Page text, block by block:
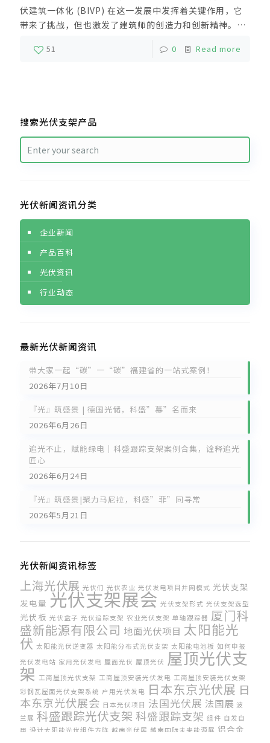
伏建筑一体化 (BIVP) 在这一发展中发挥着关键作用，它
带来了挑战，但也激发了建筑师的创造力和创新精神。由
于气候变化构成了当今的主要挑战之一，例如可持续性和
能源自给自足方面变得越来越重要，甚至塑造了当代建
51 0 Read more
搜索光伏支架产品
光伏新闻资讯分类
企业新闻
产品百科
光伏资讯
行业动态
最新光伏新闻资讯
带大家一起“碳”一“碳”福建省的一站式案例！
2026年7月10日
『光』筑盛景 | 德国光储，科盛”慕”名而来
2026年6月26日
追光不止，赋能绿电｜科盛跟踪支架案例合集，诠释追光
匠心
2026年6月24日
『光』筑盛景|聚力马尼拉，科盛”菲”同寻常
2026年5月21日
光伏新闻资讯标签
上海光伏展 光伏们 光伏农业 光伏发电项目并网模式 光伏支架
发电量 光伏支架展会 光伏支架形式 光伏支架选型
光伏板 光伏盒子 光伏追踪支架 农业光伏支架 单轴跟踪器 厦门科
盛新能源有限公司 地面光伏项目 太阳能光
伏 太阳能光伏逆变器 太阳能分布式光伏支架 太阳能电池板 如何申报
光伏发电站 家用光伏发电 屋面光伏 屋顶光伏 屋顶光伏支
架 工商屋顶光伏支架 工商屋顶安装光伏发电 工商屋顶安装光伏支架
彩钢瓦屋面光伏支架系统 户用光伏发电 日本东京光伏展 日
本东京光伏展会 日本光伏项目 法国光伏展 法国展 波
兰展 科盛跟踪光伏支架 科盛跟踪支架 组件 自发自
用 设计太阳能光伏组件方阵 越南光伏展 越南国际未来能源展 铝合金